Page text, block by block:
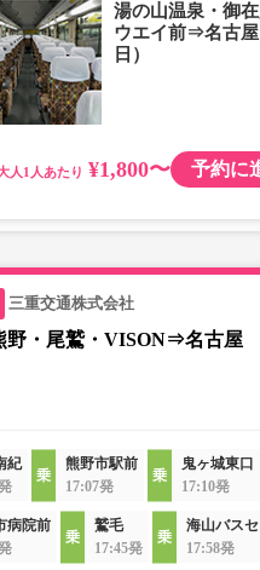
湯の山温泉・御
ウエイ前⇒名古
日）
人 ¥1,800〜 予約に
三重交通株式会社
野・尾鷲・VISON⇒名古屋
紀
熊野市駅前
17:07発
鬼ヶ城東口
17:10発
病院前
鷲毛
17:45発
海山バス
17:58発